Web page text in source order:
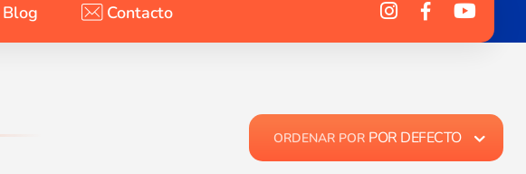
Blog Contacto
ORDENAR POR POR DEFECTO